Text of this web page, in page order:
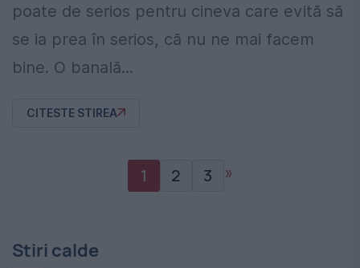
poate de serios pentru cineva care evită să
se ia prea în serios, că nu ne mai facem
bine. O banală...
CITESTE STIREA
1 2 3 »
Stiri calde